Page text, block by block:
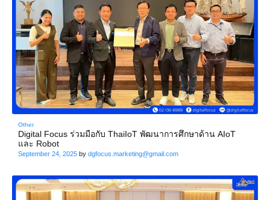
Other
Digital Focus ร่วมมือกับ ThaiIoT พัฒนาการศึกษาด้าน AIoT
และ Robot
September 24, 2025 by dgfocus.marketing@gmail.com